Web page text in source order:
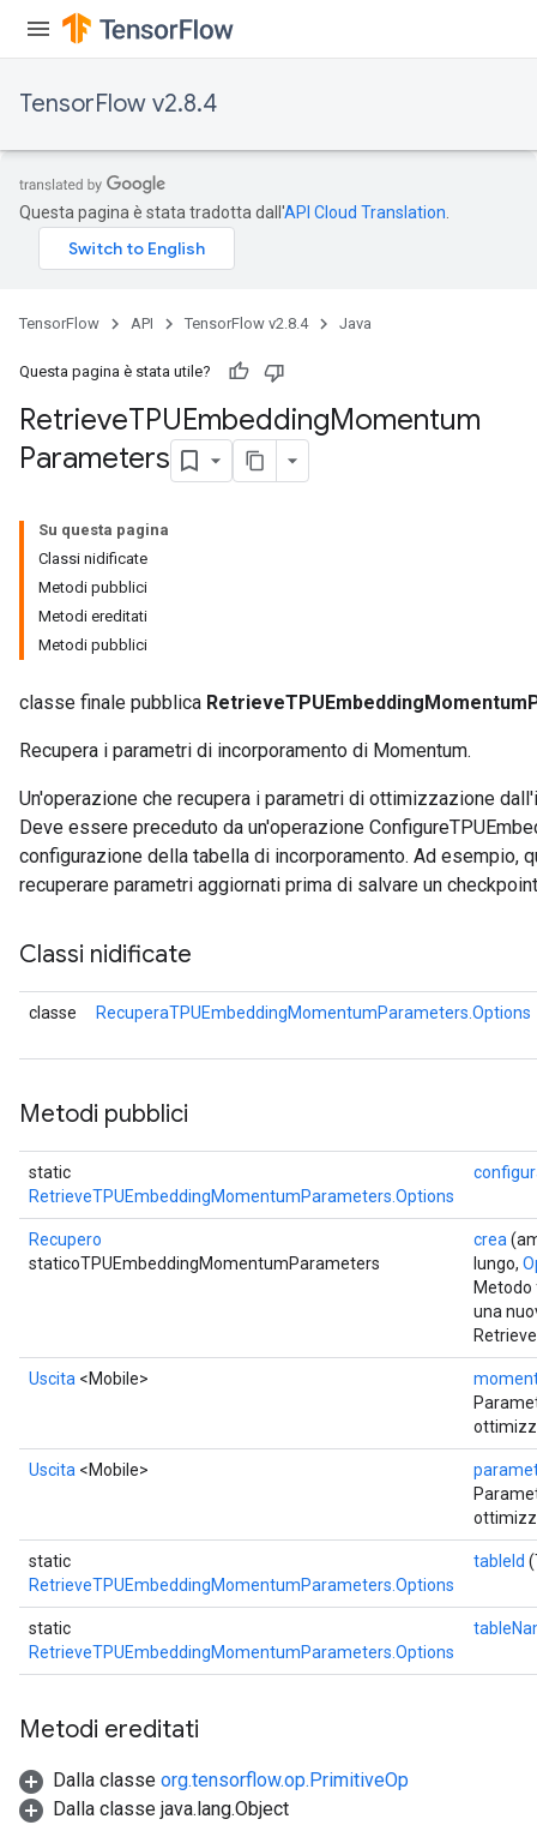
TensorFlow v2.8.4
Questa pagina è stata tradotta dall'API Cloud Translation
TensorFlow API TensorFlow v2.8.4 Java
Questa pagina è stata utile?
RetrieveTPUEmbeddingMomentum
Parameters
Su questa pagina
Classi nidificate
Metodi pubblici
Metodi ereditati
Metodi pubblici
classe finale pubblica
Recupera i parametri di incorporamento di Momentum.
Un'operazione che recupera i parametri di ottimizzazione
Deve essere preceduto da un'operazione
configurazione della tabella di incorporamento. Ad esempio,
recuperare parametri aggiornati prima di salvare un
Classi nidificate
classe RecuperaTPUEmbeddingMomentumParameters.Options
Metodi pubblici
static
RetrieveTPUEmbeddingMomentumParameters.Options
Recupero
staticoTPUEmbeddingMomentumParameters
crea
lungo,
Metodo
una
Uscita <Mobile>
Uscita <Mobile>
static
RetrieveTPUEmbeddingMomentumParameters.Options
tableId
static
RetrieveTPUEmbeddingMomentumParameters.Options
Metodi ereditati
Dalla classe org.tensorflow.op.PrimitiveOp
Dalla classe java.lang.Object